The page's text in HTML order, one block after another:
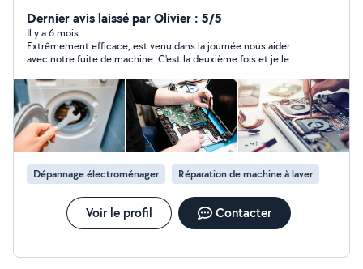
meilleure qualité.
Dernier avis laissé par Olivier : 5/5
Il y a 6 mois
Extrêmement efficace, est venu dans la journée nous aider
avec notre fuite de machine. C'est la deuxième fois et je le
Dépannage électroménager Réparation de machine à laver
Voir le profil Contacter